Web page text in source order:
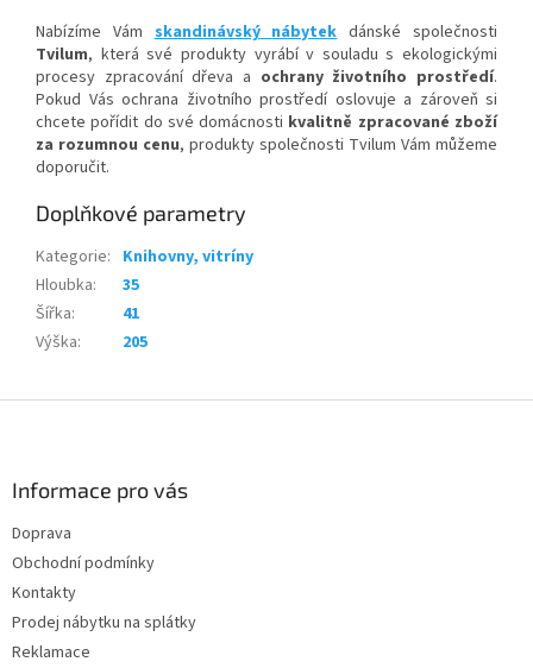
Nabízíme Vám skandinávský nábytek dánské společnosti
Tvilum, která své produkty vyrábí v souladu s ekologickými
procesy zpracování dřeva a ochrany životního prostředí.
Pokud Vás ochrana životního prostředí oslovuje a zároveň si
chcete pořídit do své domácnosti kvalitně zpracované zboží
za rozumnou cenu, produkty společnosti Tvilum Vám můžeme
doporučit.
Doplňkové parametry
Kategorie: Knihovny, vitríny
Hloubka:
35
Šířka:
41
Výška: 205
Informace pro vás
Doprava
Obchodní podmínky
Kontakty
Prodej nábytku na splátky
Reklamace